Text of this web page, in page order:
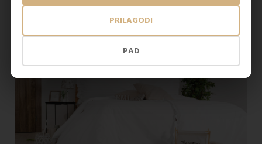
PAD
PRILAGODI
Ova posteljina dostupna jeu standardnim veličinama
140 × 200 cm (poplun) i 70 × 90 cm (jastučnica).